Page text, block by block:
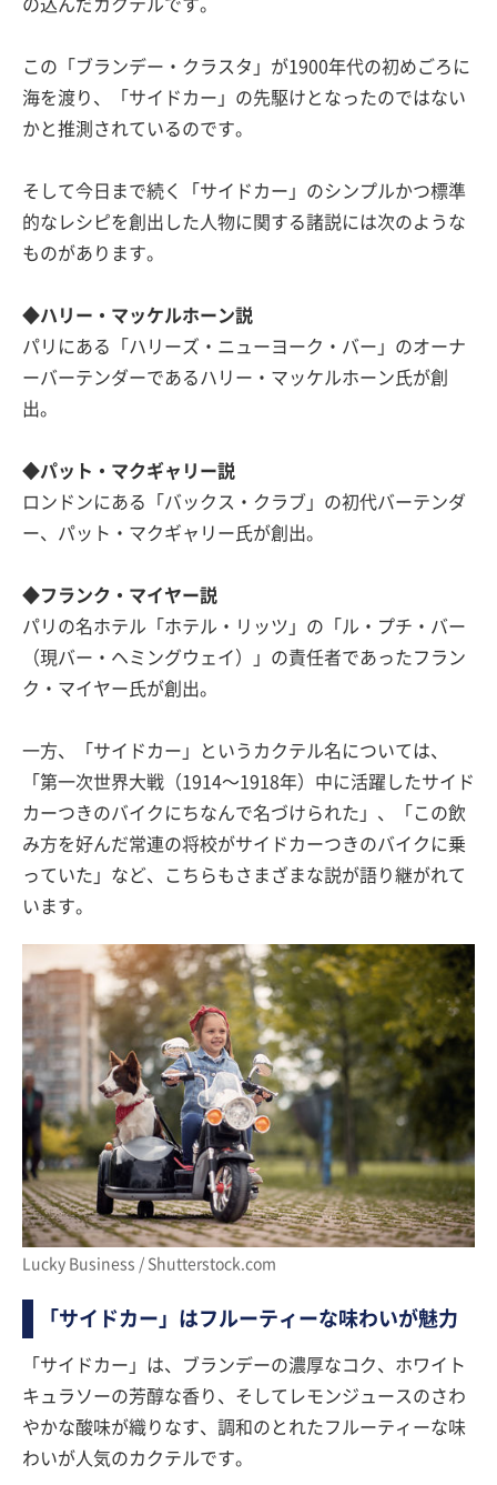
の込んだカクテルです。
この「ブランデー・クラスタ」が1900年代の初めごろに
海を渡り、「サイドカー」の先駆けとなったのではない
かと推測されているのです。
そして今日まで続く「サイドカー」のシンプルかつ標準
的なレシピを創出した人物に関する諸説には次のような
ものがあります。
◆ハリー・マッケルホーン説
パリにある「ハリーズ・ニューヨーク・バー」のオーナ
ーバーテンダーであるハリー・マッケルホーン氏が創
出。
◆パット・マクギャリー説
ロンドンにある「バックス・クラブ」の初代バーテンダ
ー、パット・マクギャリー氏が創出。
◆フランク・マイヤー説
パリの名ホテル「ホテル・リッツ」の「ル・プチ・バー
（現バー・ヘミングウェイ）」の責任者であったフラン
ク・マイヤー氏が創出。
一方、「サイドカー」というカクテル名については、
「第一次世界大戦（1914〜1918年）中に活躍したサイド
カーつきのバイクにちなんで名づけられた」、「この飲
み方を好んだ常連の将校がサイドカーつきのバイクに乗
っていた」など、こちらもさまざまな説が語り継がれて
います。
Lucky Business / Shutterstock.com
「サイドカー」はフルーティーな味わいが魅力
「サイドカー」は、ブランデーの濃厚なコク、ホワイト
キュラソーの芳醇な香り、そしてレモンジュースのさわ
やかな酸味が織りなす、調和のとれたフルーティーな味
わいが人気のカクテルです。